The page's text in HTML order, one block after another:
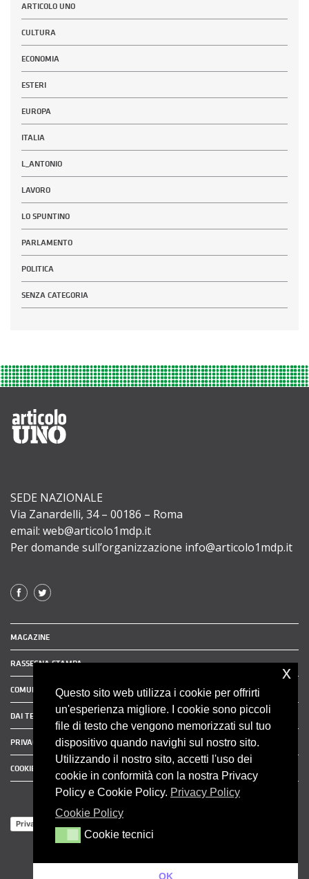
ARTICOLO UNO
CULTURA
ECONOMIA
ESTERI
EUROPA
ITALIA
L_ANTONIO
LAVORO
LO SPUNTINO
PARLAMENTO
POLITICA
SENZA CATEGORIA
SEDE NAZIONALE
Via Zanardelli, 34 – 00186 – Roma
email: web@articolo1mdp.it
Per domande sull’organizzazione info@articolo1mdp.it
MAGAZINE
RASSEGNA STAMPA
COMUNICATI STAMPA
DAI TERRITORI
PRIVACY POLICY
COOKIE POLICY
Privacy Policy
Questo sito web utilizza i cookie per offrirti
un'esperienza migliore. I cookie sono piccoli
file di testo che vengono memorizzati sul tuo
dispositivo quando navighi sul nostro sito.
Utilizzando il nostro sito, accetti l'uso dei
cookie in conformità con la nostra Privacy
Policy e Cookie Policy. Privacy Policy
Cookie Policy
Cookie tecnici
Cookie tecnici
OK
x